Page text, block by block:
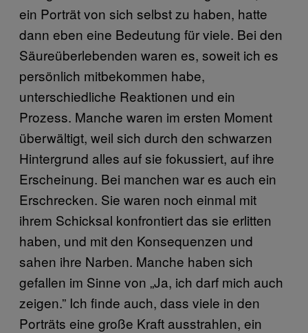
ein Porträt von sich selbst zu haben, hatte
dann eben eine Bedeutung für viele. Bei den
Säureüberlebenden waren es, soweit ich es
persönlich mitbekommen habe,
unterschiedliche Reaktionen und ein
Prozess. Manche waren im ersten Moment
überwältigt, weil sich durch den schwarzen
Hintergrund alles auf sie fokussiert, auf ihre
Erscheinung. Bei manchen war es auch ein
Erschrecken. Sie waren noch einmal mit
ihrem Schicksal konfrontiert das sie erlitten
haben, und mit den Konsequenzen und
sahen ihre Narben. Manche haben sich
gefallen im Sinne von „Ja, ich darf mich auch
zeigen.” Ich finde auch, dass viele in den
Porträts eine große Kraft ausstrahlen, ein